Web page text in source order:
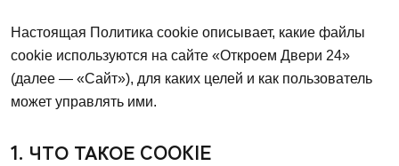
Настоящая Политика cookie описывает, какие файлы
cookie используются на сайте «Откроем Двери 24»
(далее — «Сайт»), для каких целей и как пользователь
может управлять ими.
1. ЧТО ТАКОЕ COOKIE